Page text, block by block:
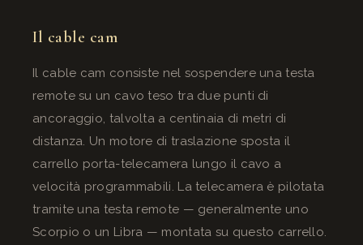
Il cable cam
Il cable cam consiste nel sospendere una testa
remote su un cavo teso tra due punti di
ancoraggio, talvolta a centinaia di metri di
distanza. Un motore di traslazione sposta il
carrello porta-telecamera lungo il cavo a
velocità programmabili. La telecamera è pilotata
tramite una testa remote — generalmente uno
Scorpio o un Libra — montata su questo carrello.